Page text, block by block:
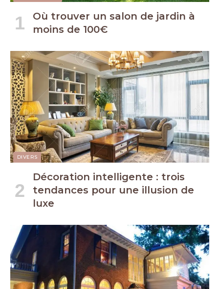
Où trouver un salon de jardin à
moins de 100€
DIVERS
Décoration intelligente : trois
tendances pour une illusion de
luxe